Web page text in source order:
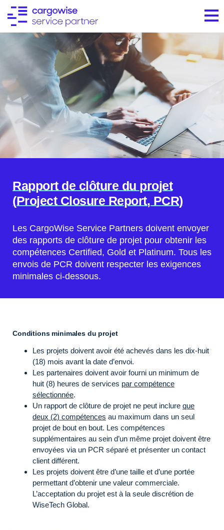
Rapport de clôture du projet
(Project Closure Report, PCR)
Les CargoWise Service Partners doivent envoyer
des rapports de clôture de projet pour obtenir les
compétences Certified, Gold et Platinum. Tous les
envois de PCR doivent respecter les exigences
minimales ci-dessous.
Conditions minimales du projet
Les projets doivent avoir été achevés dans les dix-huit
(18) mois avant la date d’envoi.
Les partenaires doivent avoir fourni un minimum de
huit (8) heures de services par compétence
sélectionnée.
Un rapport de clôture de projet ne peut inclure que
deux (2) compétences au maximum dans un seul
projet de bout en bout. Les compétences
supplémentaires au sein d’un même projet doivent être
envoyées via un PCR séparé et présenter un contact
client différent.
Les projets doivent être d’une taille et d’une portée
permettant d’obtenir une valeur commerciale.
L’acceptation du projet est à la seule discrétion de
WiseTech Global.